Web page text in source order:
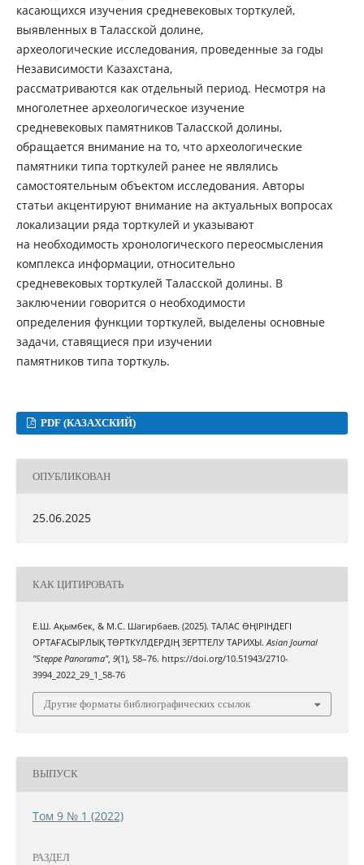
касающихся изучения средневековых торткулей,
выявленных в Таласской долине,
археологические исследования, проведенные за годы
Независимости Казахстана,
рассматриваются как отдельный период. Несмотря на
многолетнее археологическое изучение
средневековых памятников Таласской долины,
обращается внимание на то, что археологические
памятники типа торткулей ранее не являлись
самостоятельным объектом исследования. Авторы
статьи акцентируют внимание на актуальных вопросах
локализации ряда торткулей и указывают
на необходимость хронологического переосмысления
комплекса информации, относительно
средневековых торткулей Таласской долины. В
заключении говорится о необходимости
определения функции торткулей, выделены основные
задачи, ставящиеся при изучении
памятников типа торткуль.
PDF (КАЗАХСКИЙ)
ОПУБЛИКОВАН
25.06.2025
КАК ЦИТИРОВАТЬ
Е.Ш. Ақымбек, & М.С. Шагирбаев. (2025). ТАЛАС ӨҢІРІНДЕГІ
ОРТАҒАСЫРЛЫҚ ТӨРТКҮЛДЕРДІҢ ЗЕРТТЕЛУ ТАРИХЫ.Asian Journal
"Steppe Panorama", 9(1), 58–76. https://doi.org/10.51943/2710-
3994_2022_29_1_58-76
Другие форматы библиографических ссылок
ВЫПУСК
Том 9 № 1 (2022)
РАЗДЕЛ